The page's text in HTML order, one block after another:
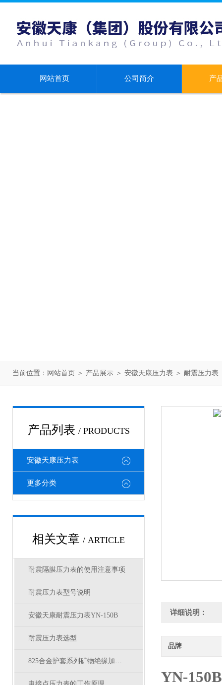
网站首页 公司简介 产
当前位置： 网站首页 ＞ 产品展示 ＞ 安徽天康压力表 ＞ 耐震压力表
产品列表 / PRODUCTS
安徽天康压力表
更多分类
相关文章 / ARTICLE
耐震隔膜压力表的使用注意事项
耐震压力表型号说明
安徽天康耐震压力表YN-150B
耐震压力表选型
825合金护套系列矿物绝缘加热电缆结构参数
详细说明：
品牌
YN-